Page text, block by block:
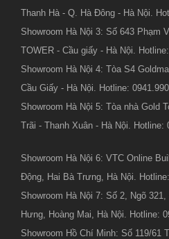
Thanh Hà - Q. Hà Đông - Hà Nội.
Showroom Hà Nội 3: Số 643 Phạm
TOWER - Cầu giấy - Hà Nội.
Showroom Hà Nội 4: Tòa S4
Cầu Giấy - Hà Nội. Hotline:
Showroom Hà Nội 5: Tòa nhà Gold
Trãi - Thanh Xuân - Hà Nội. Hotline:
Showroom Hà Nội 6: VTC Online
Động, Hai Bà Trưng, Hà Nội.
Showroom Hà Nội 7: Số 2, Ngõ
Hưng, Hoàng Mai, Hà Nội. Hotline:
Showroom Hồ Chí Minh: Số 119/61